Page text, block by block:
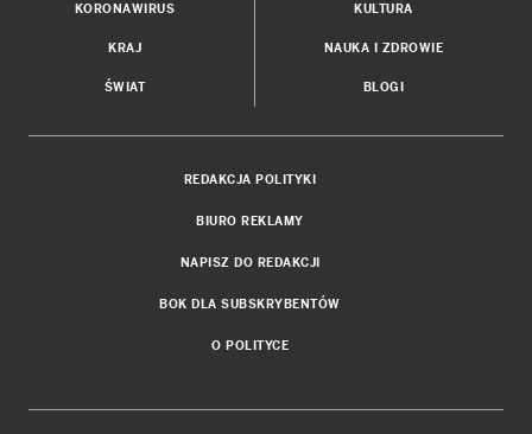
KORONAWIRUS
KRAJ
ŚWIAT
KULTURA
NAUKA I ZDROWIE
BLOGI
REDAKCJA POLITYKI
BIURO REKLAMY
NAPISZ DO REDAKCJI
BOK DLA SUBSKRYBENTÓW
O POLITYCE